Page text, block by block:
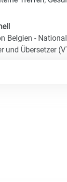
Belgien -
und Übersetzer